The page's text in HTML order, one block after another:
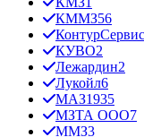
КММЗ56
КУВО2
Лежардин2
Лукойл6
МАЗ1935
МЗТА ООО7
ММЗ3